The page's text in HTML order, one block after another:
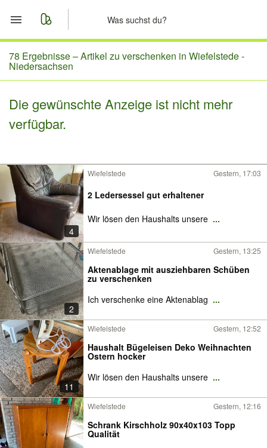
Start
Merkliste
Nachrichten
78 Ergebnisse –Artikel zu verschenken in Wiefelstede -
Niedersachsen
Die gewünschte Anzeige ist nicht mehr
verfügbar.
4
Wiefelstede Gestern, 17:03
2 Ledersessel gut erhaltener
Wir lösen den Haushalts unsere ...
2
Wiefelstede Gestern, 13:25
Aktenablage mit ausziehbaren Schüben
zu verschenken
Ich verschenke eine Aktenablag ...
11
Wiefelstede Gestern, 12:52
Haushalt Bügeleisen Deko Weihnachten
Ostern hocker
Wir lösen den Haushalts unsere ...
Wiefelstede Gestern, 12:16
Schrank Kirschholz 90x40x103 Topp
Qualität